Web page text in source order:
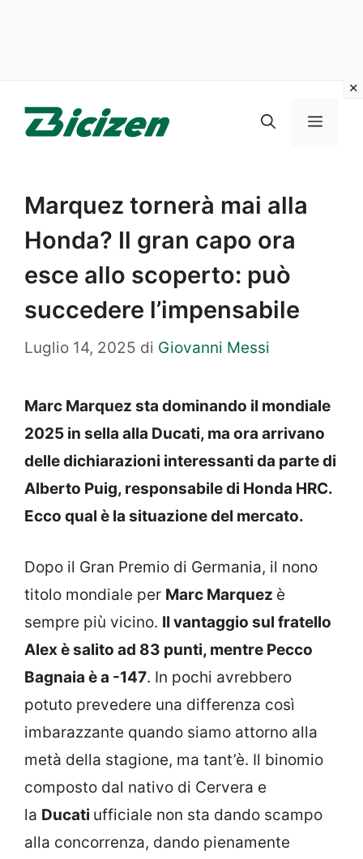
Menu
Marquez tornerà mai alla
Honda? Il gran capo ora
esce allo scoperto: può
succedere l’impensabile
Luglio 14, 2025 di Giovanni Messi
Marc Marquez sta dominando il mondiale
2025 in sella alla Ducati, ma ora arrivano
delle dichiarazioni interessanti da parte di
Alberto Puig, responsabile di Honda HRC.
Ecco qual è la situazione del mercato.
Dopo il Gran Premio di Germania, il nono
titolo mondiale per Marc Marquez è
sempre più vicino. Il vantaggio sul fratello
Alex è salito ad 83 punti, mentre Pecco
Bagnaia è a -147. In pochi avrebbero
potuto prevedere una differenza così
imbarazzante quando siamo attorno alla
metà della stagione, ma tant’è. Il binomio
composto dal nativo di Cervera e
la Ducati ufficiale non sta dando scampo
alla concorrenza, dando pienamente